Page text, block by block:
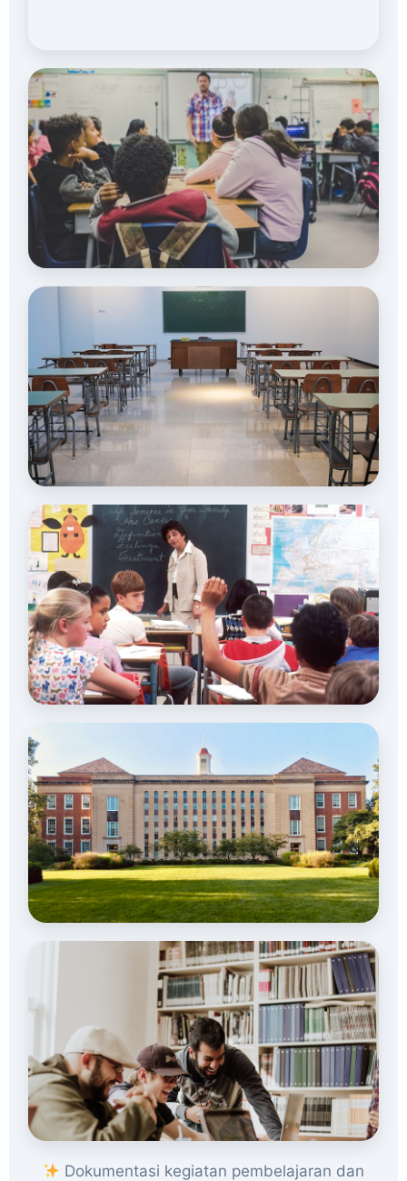
Dokumentasi kegiatan pembelajaran dan